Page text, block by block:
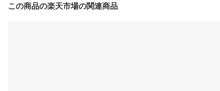
この商品の楽天市場の関連商品